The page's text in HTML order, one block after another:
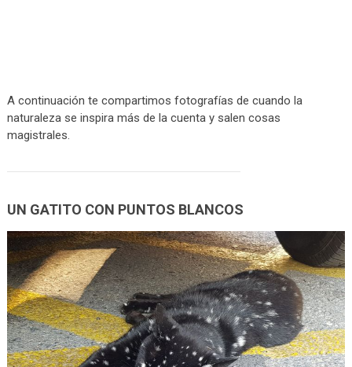
A continuación te compartimos fotografías de cuando la
naturaleza se inspira más de la cuenta y salen cosas
magistrales.
UN GATITO CON PUNTOS BLANCOS